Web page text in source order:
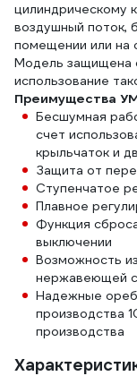
цилиндрическому
воздушный поток,
помещении или на
Модель защищена
использование
Преимущества
Бесшумная
счет
крыльчаток и
Защита от
Ступенчатое
Плавное
Функция
выключении
Возможность
нержавеющей
Надежные
производства
производства